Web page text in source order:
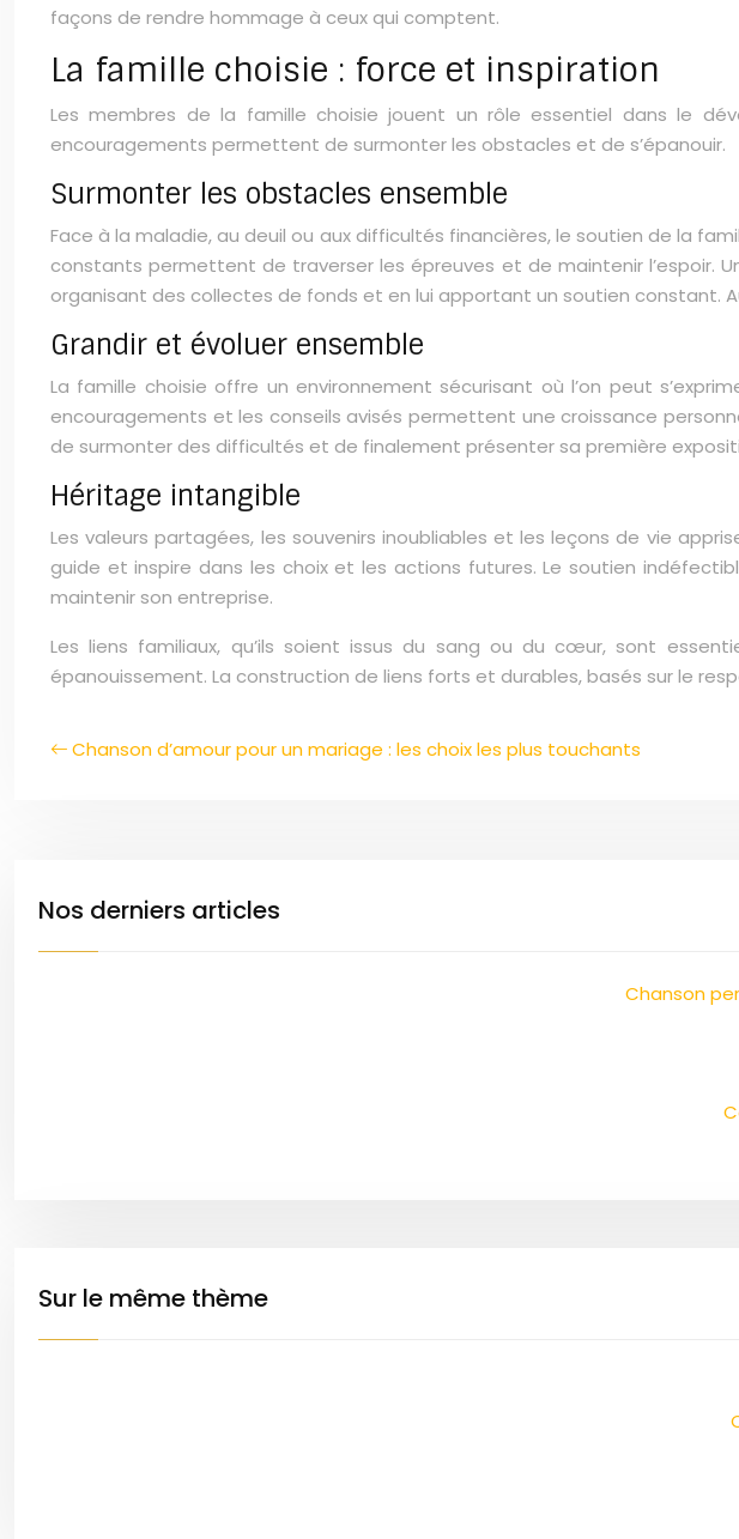
façons de rendre hommage à ceux qui comptent.
La famille choisie : force et inspiration
Les membres de la famille choisie jouent un rôle essentiel dans le
encouragements permettent de surmonter les obstacles et de s’épanouir.
Surmonter les obstacles ensemble
Face à la maladie, au deuil ou aux difficultés financières, le soutien de la
constants permettent de traverser les épreuves et de maintenir l’espoir.
organisant des collectes de fonds et en lui apportant un soutien constant.
Grandir et évoluer ensemble
La famille choisie offre un environnement sécurisant où l’on peut
encouragements et les conseils avisés permettent une croissance
de surmonter des difficultés et de finalement présenter sa première
Héritage intangible
Les valeurs partagées, les souvenirs inoubliables et les leçons de vie
guide et inspire dans les choix et les actions futures. Le soutien
maintenir son entreprise.
Les liens familiaux, qu’ils soient issus du sang ou du cœur, sont
épanouissement. La construction de liens forts et durables, basés sur le
Chanson d’amour pour un mariage : les choix les plus touchants
Nos derniers articles
Chanson
Sur le même thème